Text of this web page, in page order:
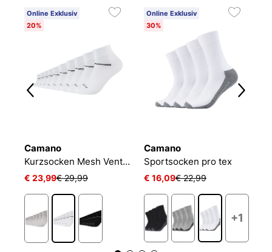
Online Exklusiv
20%
Camano
Kurzsocken Mesh Ventilation
€ 23,99€ 29,99
Online Exklusiv
30%
Camano
Sportsocken pro tex
€ 16,09€ 22,99
+1